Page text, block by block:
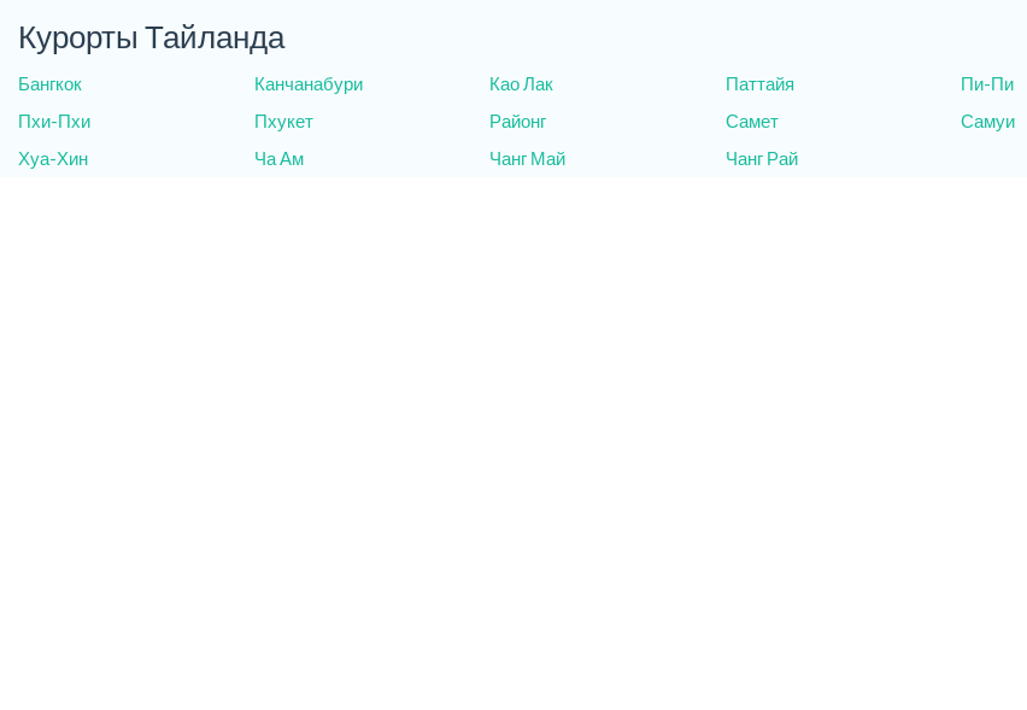
Курорты Тайланда
Бангкок Канчанабури Као Лак Паттайя
Пи-Пи
Пхи-Пхи
Пхукет Районг Самет
Самуи
Хуа-Хин
Ча Ам Чанг Май Чанг Рай